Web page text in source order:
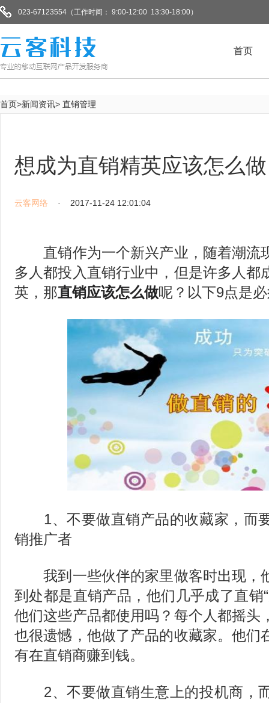
023-67123554（工作时间： 9:00-12:00 13:30-18:00）
首页
首页>新闻资讯> 直销管理
想成为直销精英应该怎么
云客网络 · 2017-11-24 12:01:04
直销作为一个新兴产业，随着潮流
多人都投入直销行业中，但是许多人都
英，那直销应该怎么做呢？以下9点是
1、不要做直销产品的收藏家，而
销推广者
我到一些伙伴的家里做客时出现，
到处都是直销产品，他们几乎成了直销
他们这些产品都使用吗？每个人都摇头
也很遗憾，他做了产品的收藏家。他们
有在直销商赚到钱。
2、不要做直销生意上的投机商，